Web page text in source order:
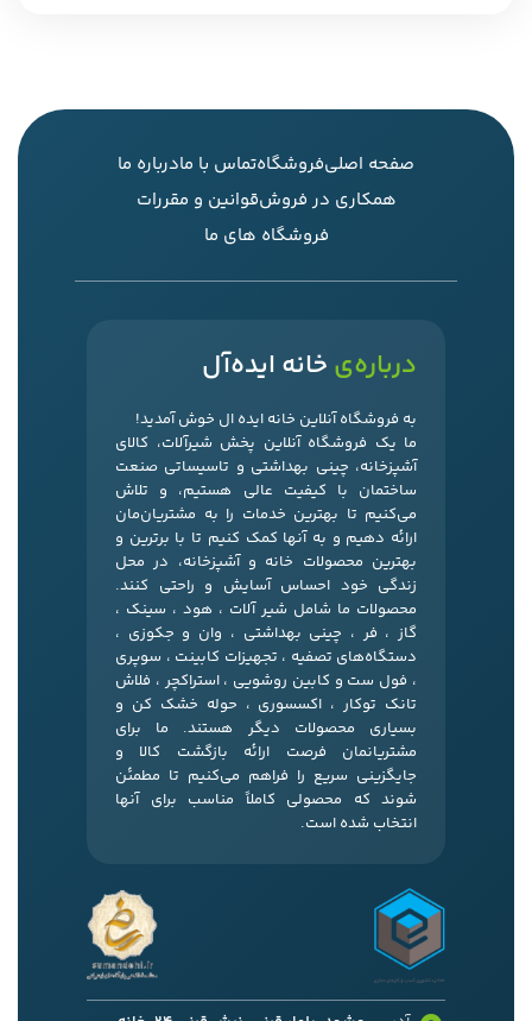
صفحه اصلیفروشگاهتماس با مادرباره ما
همکاری در فروشقوانین و مقررات
فروشگاه های ما
درباره‌ی خانه ایده‌آل
به فروشگاه آنلاین خانه ایده ال خوش آمدید!
ما یک فروشگاه آنلاین پخش شیرآلات، کالای
آشپزخانه، چینی بهداشتی و تاسیساتی صنعت
ساختمان با کیفیت عالی هستیم، و تلاش
می‌کنیم تا بهترین خدمات را به مشتریان‌مان
ارائه دهیم و به آنها کمک کنیم تا با برترین و
بهترین محصولات خانه و آشپزخانه، در محل
زندگی خود احساس آسایش و راحتی کنند.
محصولات ما شامل شیر آلات ، هود ، سینک ،
گاز ، فر ، چینی بهداشتی ، وان و جکوزی ،
دستگاه‌های تصفیه ، تجهیزات کابینت ، سوپری
، فول ست و کابین روشویی ، استراکچر ، فلاش
تانک توکار ، اکسسوری ، حوله خشک کن و
بسیاری محصولات دیگر هستند. ما برای
مشتریانمان فرصت ارائه بازگشت کالا و
جایگزینی سریع را فراهم می‌کنیم تا مطمئن
شوند که محصولی کاملاً مناسب برای آنها
انتخاب شده است.